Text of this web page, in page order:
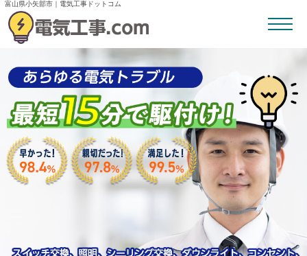
富山県小矢部市｜電気工事ドットコム